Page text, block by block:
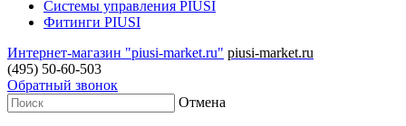
Системы управления PIUSI
Фитинги PIUSI
Интернет-магазин "piusi-market.ru" piusi-market.ru
(495) 50-60-503
Обратный звонок
Отмена